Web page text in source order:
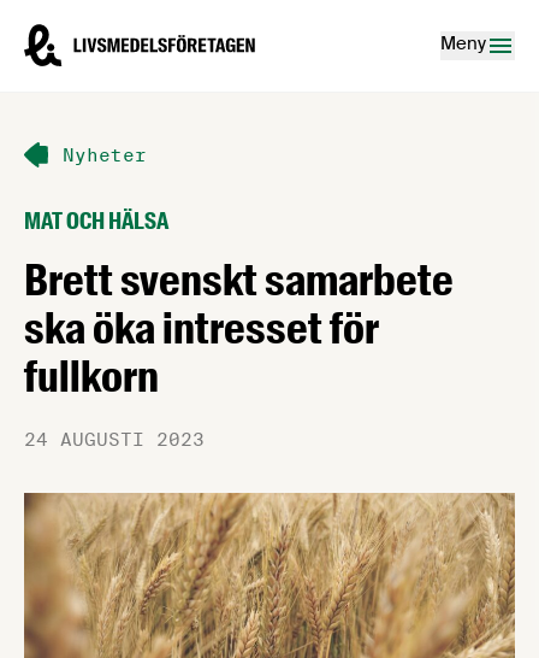
Livsmedelsföretagen – till startsidan
Meny
Nyheter
MAT OCH HÄLSA
Brett svenskt samarbete
ska öka intresset för
fullkorn
24 AUGUSTI 2023